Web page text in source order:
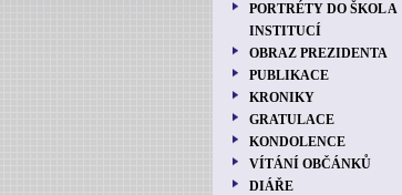
PORTRÉTY DO ŠKOL A
INSTITUCÍ
OBRAZ PREZIDENTA
PUBLIKACE
KRONIKY
GRATULACE
KONDOLENCE
VÍTÁNÍ OBČÁNKŮ
DIÁŘE